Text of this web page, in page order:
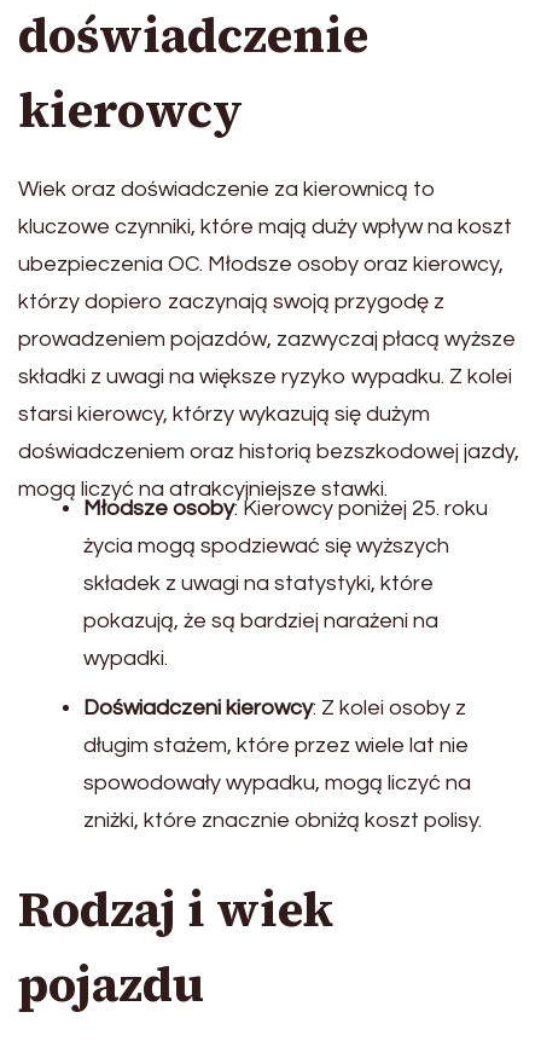
doświadczenie
kierowcy
Wiek oraz doświadczenie za kierownicą to
kluczowe czynniki, które mają duży wpływ na koszt
ubezpieczenia OC. Młodsze osoby oraz kierowcy,
którzy dopiero zaczynają swoją przygodę z
prowadzeniem pojazdów, zazwyczaj płacą wyższe
składki z uwagi na większe ryzyko wypadku. Z kolei
starsi kierowcy, którzy wykazują się dużym
doświadczeniem oraz historią bezszkodowej jazdy,
mogą liczyć na atrakcyjniejsze stawki.
Młodsze osoby: Kierowcy poniżej 25. roku
życia mogą spodziewać się wyższych
składek z uwagi na statystyki, które
pokazują, że są bardziej narażeni na
wypadki.
Doświadczeni kierowcy: Z kolei osoby z
długim stażem, które przez wiele lat nie
spowodowały wypadku, mogą liczyć na
zniżki, które znacznie obniżą koszt polisy.
Rodzaj i wiek
pojazdu